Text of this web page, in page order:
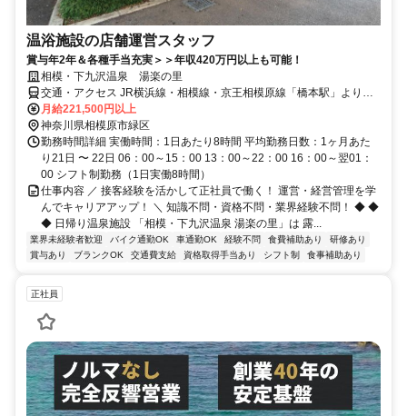
温浴施設の店舗運営スタッフ
賞与年2年＆各種手当充実＞＞年収420万円以上も可能！
相模・下九沢温泉 湯楽の里
交通・アクセス JR横浜線・相模線・京王相模原線「橋本駅」よりバ
ス／バス停「北公園入口」下車すぐ
月給221,500円以上
神奈川県相模原市緑区
勤務時間詳細 実働時間：1日あたり8時間 平均勤務日数：1ヶ月あた
り21日 〜 22日 06：00～15：00 13：00～22：00 16：00～翌01：
00 シフト制勤務（1日実働8時間）
仕事内容 ／ 接客経験を活かして正社員で働く！ 運営・経営管理を学
んでキャリアアップ！ ＼ 知識不問・資格不問・業界経験不問！ ◆ ◆
◆ 日帰り温泉施設 「相模・下九沢温泉 湯楽の里」は 露...
業界未経験者歓迎 バイク通勤OK 車通勤OK 経験不問 食費補助あり
研修あり
賞与あり
ブランクOK 交通費支給 資格取得手当あり シフト制 食事補助あり
正社員